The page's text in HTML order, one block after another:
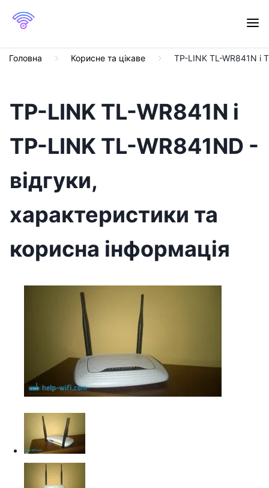
Головна Корисне та цікаве TP-LINK TL-WR841N і
TP-LINK TL-WR841N і
TP-LINK TL-WR841ND -
відгуки,
характеристики та
корисна інформація